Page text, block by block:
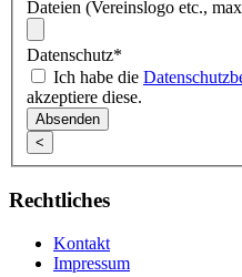
Dateien (Vereinslogo etc.,
Datenschutz*
Ich habe die
akzeptiere diese.
<
Rechtliches
Kontakt
Impressum